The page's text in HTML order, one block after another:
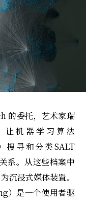
的委托，艺术家瑞
机器学习算法
搜寻和分类SALT
系。从这些档案中
沉浸式媒体装置。
）是一个使用者驱